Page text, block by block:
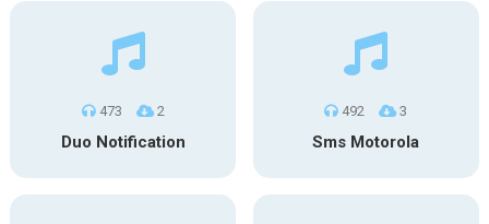
473 2
Duo Notification
492 3
Sms Motorola